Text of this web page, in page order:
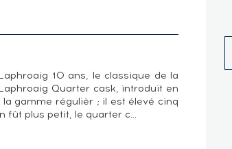
10 ans, le classique de la
Quarter cask, introduit en
gamme régulièr ; il est élevé cinq
fût plus petit, le quarter c…